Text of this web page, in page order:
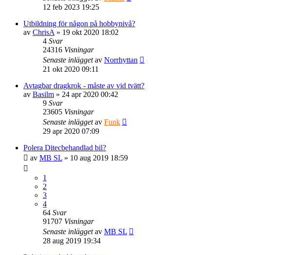
12 feb 2023 19:25
Utbildning för någon på hobbynivå?
av ChrisA » 19 okt 2020 18:02
4 Svar
24316 Visningar
Senaste inläggetav Norrhyttan
21 okt 2020 09:11
Avtagbar dragkrok - måste av vid tvätt?
av Basilm » 24 apr 2020 00:42
9 Svar
23605 Visningar
Senaste inläggetav Funk
29 apr 2020 07:09
Polera Ditecbehandlad bil?
av MB SL » 10 aug 2019 18:59
1
2
3
4
64 Svar
91707 Visningar
Senaste inläggetav MB SL
28 aug 2019 19:34